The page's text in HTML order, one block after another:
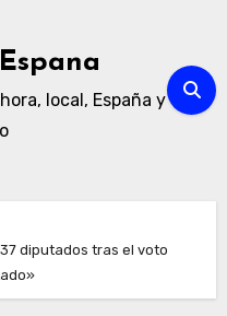
local, España y
diputados tras el voto